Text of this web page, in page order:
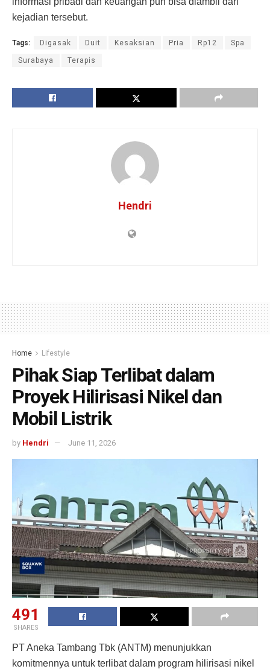
kejadian tersebut.
Tags: Digasak Duit Kesaksian Pria Rp12 Spa
Surabaya Terapis
Hendri
Home Lifestyle
Pihak Siap Terlibat dalam
Proyek Hilirisasi Nikel dan
Mobil Listrik
by Hendri June 11, 2026
491
SHARES
PT Aneka Tambang Tbk (ANTM) menunjukkan
komitmennya untuk terlibat dalam program hilirisasi nikel